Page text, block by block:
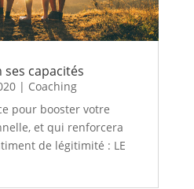
capacités
| Coaching
pour booster votre
et qui renforcera
de légitimité : LE